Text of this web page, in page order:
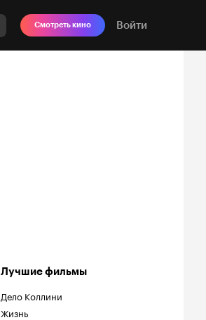
Смотреть кино Войти
Лучшие фильмы
Дело Коллини
Жизнь